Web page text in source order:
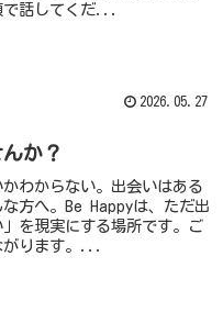
で話してくだ...
2026.05.27
か？
わからない。出会いはある
方へ。Be Happyは、ただ出
を現実にする場所です。ご
がります。...